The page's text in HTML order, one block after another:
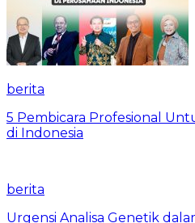
berita
5 Pembicara Profesional
di Indonesia
berita
Urgensi Analisa Genetik